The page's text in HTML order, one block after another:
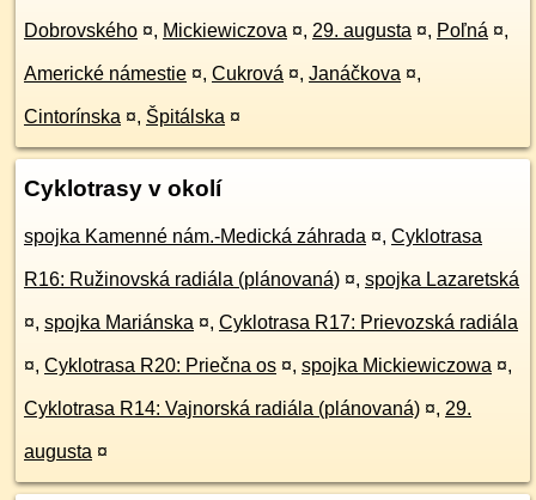
Dobrovského ¤, Mickiewiczova ¤, 29. augusta ¤, Poľná ¤,
Americké námestie ¤, Cukrová ¤, Janáčkova ¤,
Cintorínska ¤, Špitálska ¤
Cyklotrasy v okolí
spojka Kamenné nám.-Medická záhrada ¤, Cyklotrasa
R16: Ružinovská radiála (plánovaná) ¤, spojka Lazaretská
¤, spojka Mariánska ¤, Cyklotrasa R17: Prievozská radiála
¤, Cyklotrasa R20: Priečna os ¤, spojka Mickiewiczowa ¤,
Cyklotrasa R14: Vajnorská radiála (plánovaná) ¤, 29.
augusta ¤